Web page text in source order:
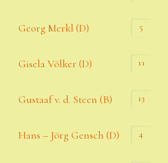
Georg Merkl (D) 5
Gisela Völker (D) 11
Gustaaf v. d. Steen (B) 13
Hans – Jörg Gensch (D) 4